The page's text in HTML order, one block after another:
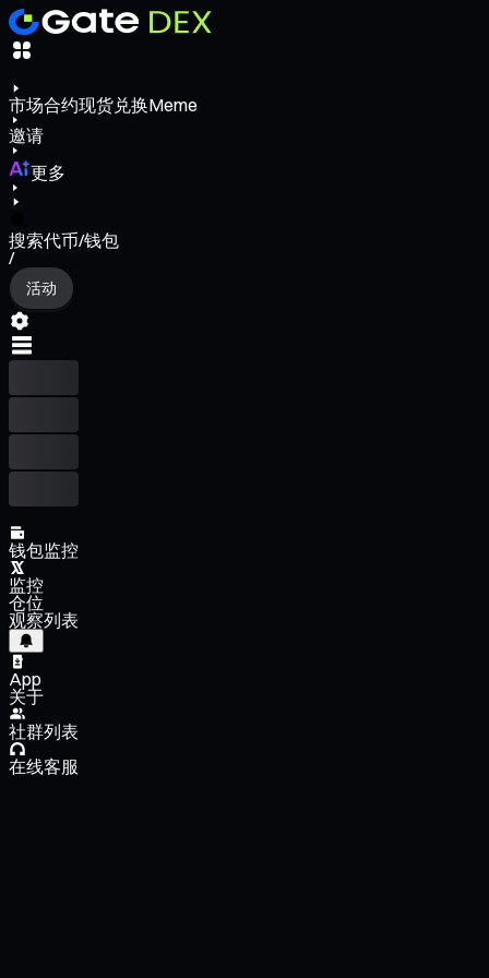
市场合约现货兑换Meme
邀请
更多
搜索代币/钱包
/
活动
钱包监控
监控
仓位
观察列表
App
关于
社群列表
在线客服